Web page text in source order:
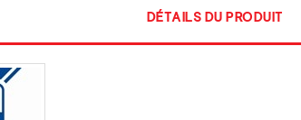
DÉTAILS DU PRODUIT